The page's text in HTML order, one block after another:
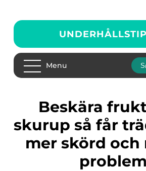
Menu
Beskära fruktträd i
skurup så får
mer skörd och
problem